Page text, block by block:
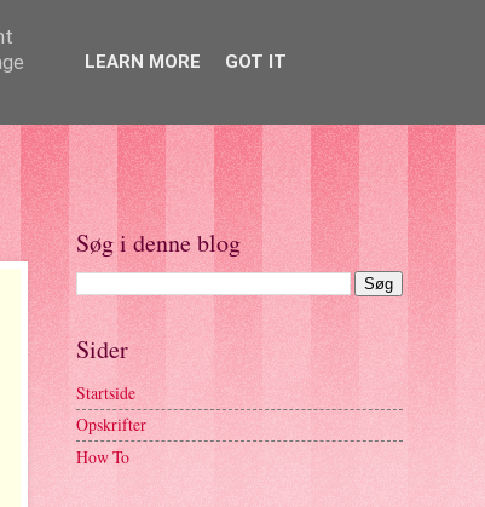
Søg i denne blog
Sider
Startside
Opskrifter
How To
LEARN MORE GOT IT